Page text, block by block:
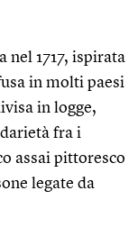
nel 1717, ispirata
in molti paesi
in logge,
fra i
assai pittoresco
legate da